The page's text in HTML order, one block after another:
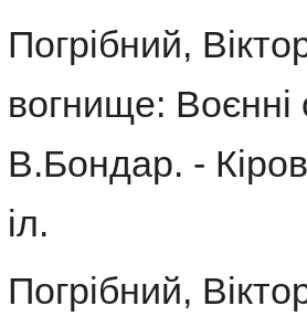
Погрібний,
вогнище: Воєнні
В.Бондар. -
іл.
Погрібний,